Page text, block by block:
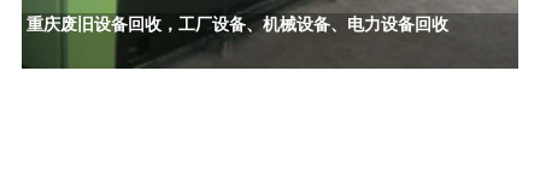
重庆废旧设备回收，工厂设备、机械设备、电力设备回收